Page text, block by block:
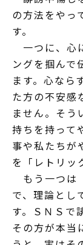
の方法をやっ
す。
一つに、心
ングを掴んで
ます。心なら
た方の不安感
ません。そう
持ちを持って
事や私たちが
を「レトリッ
もう一つは
で、理論とし
す。ＳＮＳで
その方が本当